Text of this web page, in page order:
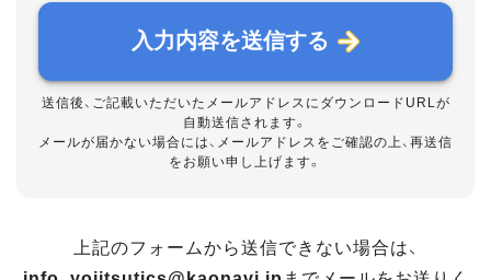
入力内容を送信する
送信後、ご記載いただいたメールアドレスにダウンロードURLが
自動送信されます。
メールが届かない場合には、メールアドレスをご確認の上、再送信
をお願い申し上げます。
上記のフォームから送信できない場合は、